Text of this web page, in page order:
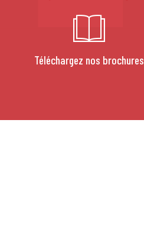
Téléchargez nos brochures